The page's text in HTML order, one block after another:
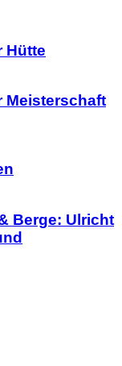
Hütte
Meisterschaft
Berge: Ulricht